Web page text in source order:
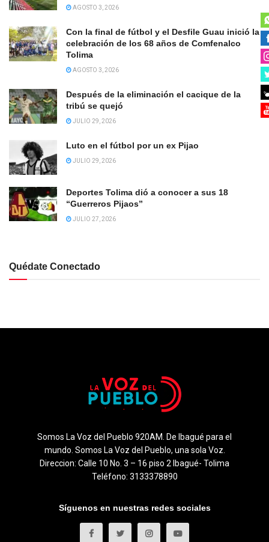
AGOSTO 3, 2026
Con la final de fútbol y el Desfile Guau inició la
celebración de los 68 años de Comfenalco
Tolima
AGOSTO 3, 2026
Después de la eliminación el cacique de la
tribú se quejó
JULIO 29, 2026
Luto en el fútbol por un ex Pijao
JULIO 29, 2026
Deportes Tolima dió a conocer a sus 18
“Guerreros Pijaos”
JULIO 27, 2026
Quédate Conectado
Somos La Voz del Pueblo 920AM. De Ibagué para el
mundo. Somos La Voz del Pueblo, una sola Voz.
Direccion: Calle 10 No. 3 – 16 piso 2 Ibagué- Tolima
Teléfono: 3133378890
Síguenos en nuestras redes sociales